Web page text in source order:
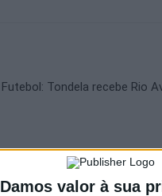
Damos valor à sua
Futebol: Tondela recebe Rio